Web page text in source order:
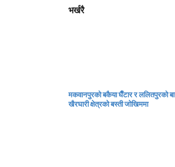
भर्खरै
मकवानपुरको बकैया घैँटार र ललितपुरको
खैरघारी क्षेत्रको बस्ती जोखिममा